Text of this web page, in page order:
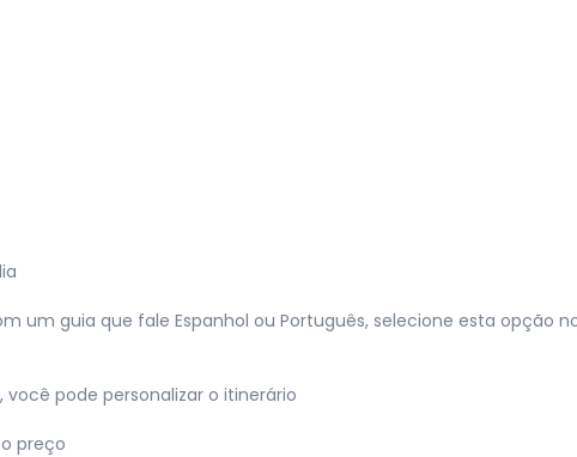
um guia que fale Espanhol ou Português, selecione esta opção
pode personalizar o itinerário
preço